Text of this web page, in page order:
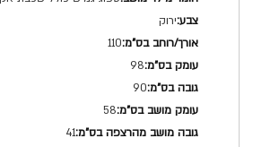
ירוק
110
98
90
58
41